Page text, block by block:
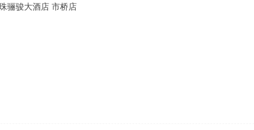
骊骏大酒店 市桥店